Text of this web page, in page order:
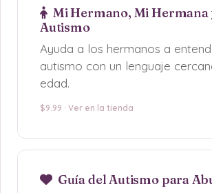
Mi Hermano, Mi Hermana
Autismo
Ayuda a los hermanos a
autismo con un lenguaje
edad.
$9.99 · Ver en la tienda
Guía del Autismo para